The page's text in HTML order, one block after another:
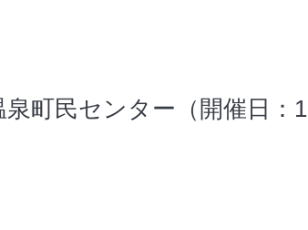
町民センター（開催日：